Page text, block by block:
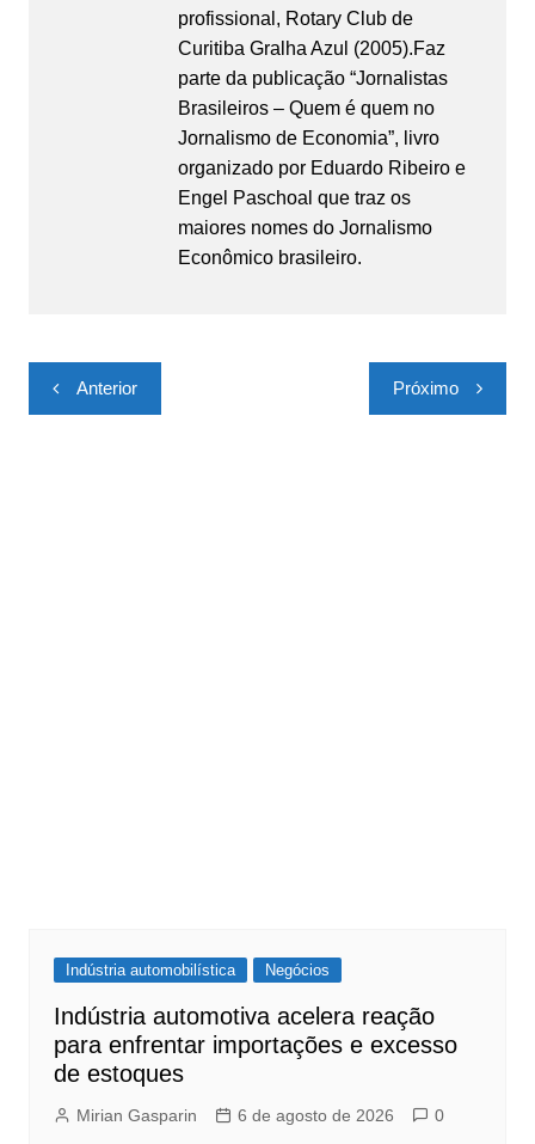
profissional, Rotary Club de
Curitiba Gralha Azul (2005).Faz
parte da publicação “Jornalistas
Brasileiros – Quem é quem no
Jornalismo de Economia”, livro
organizado por Eduardo Ribeiro e
Engel Paschoal que traz os
maiores nomes do Jornalismo
Econômico brasileiro.
Navegação
de
Anterior Próximo
Indústria automobilística Negócios
Indústria automotiva acelera reação
para enfrentar importações e excesso
de estoques
Mirian Gasparin 6 de agosto de 2026 0